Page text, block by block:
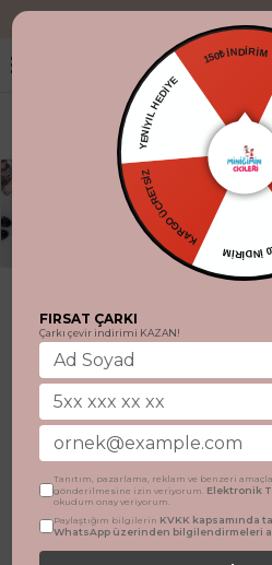
150₺ İNDİRİM
%20
KARGO ÜCRETSİZ
YENİYIL HEDİYE
FIRSAT ÇARKI
Çarkı çevir indirimi KAZAN!
Tanıtım, pazarlama, reklam ve benzeri
gönderilmesine izin veriyorum. Elektronik
okudum onay veriyorum.
Paylaştığım bilgilerin KVKK kapsamında
WhatsApp üzerinden bilgilendirmeleri